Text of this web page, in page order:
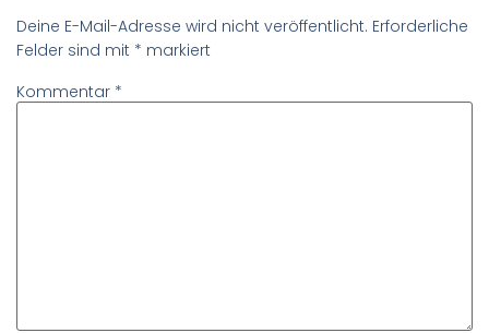
Deine E-Mail-Adresse wird nicht veröffentlicht. Erforderliche
Felder sind mit * markiert
Kommentar *